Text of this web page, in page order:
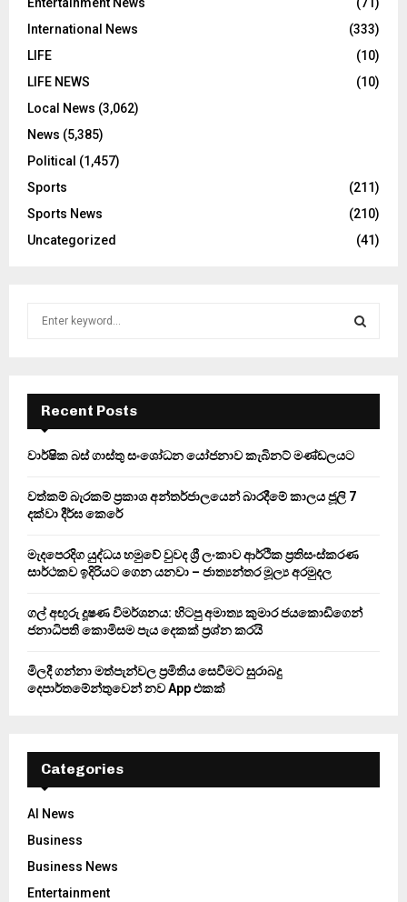
International News
(333)
LIFE
(10)
LIFE NEWS
(10)
Local News (3,062)
News (5,385)
Political (1,457)
Sports
(211)
Sports News
(210)
Uncategorized
(41)
f
r
E
A
Recent Posts
වාර්ෂික බස් ගාස්තු සංශෝධන යෝජනාව කැබිනට් මණ්ඩලයට
වත්කම් බැරකම් ප්‍රකාශ අන්තර්ජාලයෙන් බාරදීමේ කාලය ජූලි 7
දක්වා දීර්ඝ කෙරේ
මැදපෙරදිග යුද්ධය හමුවේ වුවද ශ්‍රී ලංකාව ආර්ථික ප්‍රතිසංස්කරණ
සාර්ථකව ඉදිරියට ගෙන යනවා – ජාත්‍යන්තර මූල්‍ය අරමුදල
ගල් අඟුරු දූෂණ විමර්ශනය: හිටපු අමාත්‍ය කුමාර ජයකොඩිගෙන්
ජනාධිපති කොමිසම පැය දෙකක් ප්‍රශ්න කරයි
මිලදී ගන්නා මත්පැන්වල ප්‍රමිතිය සෙවීමට සුරාබදු
දෙපාර්තමේන්තුවෙන් නව App එකක්
Categories
AI News
Business
Business News
Entertainment